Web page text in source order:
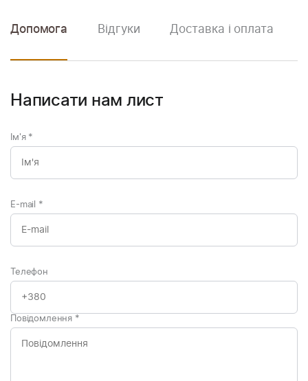
Допомога Відгуки Доставка і оплата
Написати нам лист
Ім'я *
E-mail *
Телефон
Повідомлення *